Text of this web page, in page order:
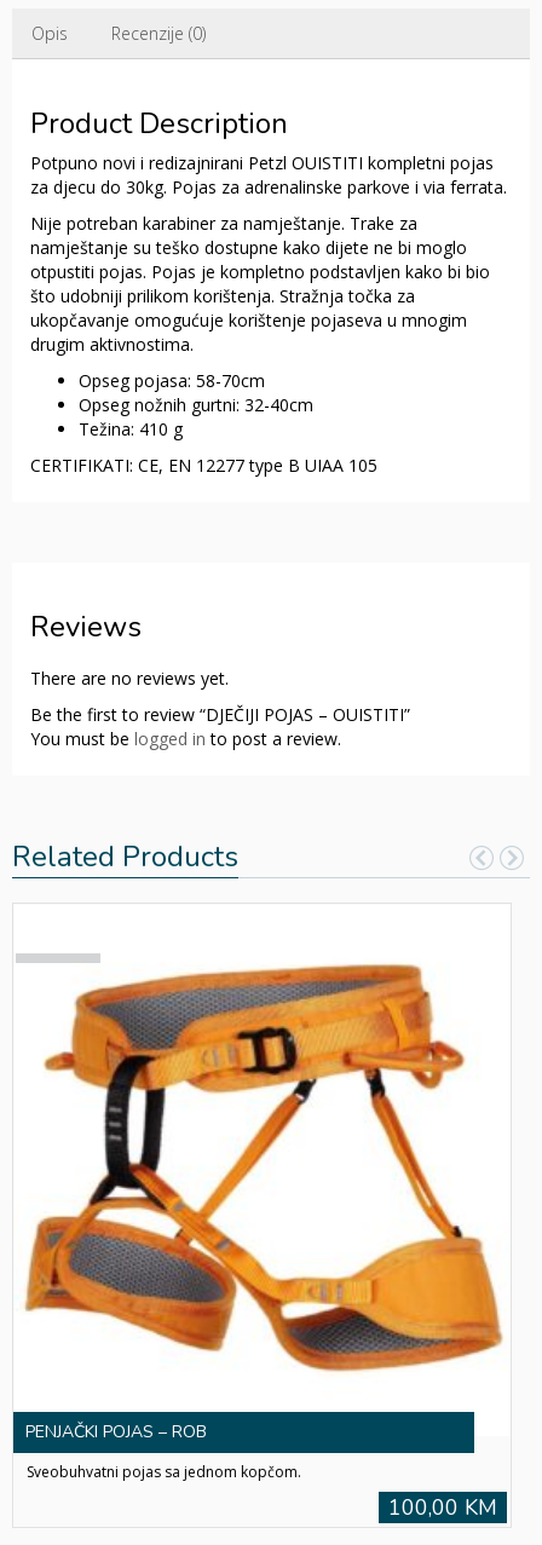
Opis Recenzije (0)
Product Description
Potpuno novi i redizajnirani Petzl OUISTITI kompletni pojas
za djecu do 30kg. Pojas za adrenalinske parkove i via ferrata.
Nije potreban karabiner za namještanje. Trake za
namještanje su teško dostupne kako dijete ne bi moglo
otpustiti pojas. Pojas je kompletno podstavljen kako bi bio
što udobniji prilikom korištenja. Stražnja točka za
ukopčavanje omogućuje korištenje pojaseva u mnogim
drugim aktivnostima.
Opseg pojasa: 58-70cm
Opseg nožnih gurtni: 32-40cm
Težina: 410 g
CERTIFIKATI: CE, EN 12277 type B UIAA 105
Reviews
There are no reviews yet.
Be the first to review “DJEČIJI POJAS – OUISTITI”
You must be logged in to post a review.
Related Products
SOLD
PENJAČKI POJAS – ROB
Sveobuhvatni pojas sa jednom kopčom.
100,00 KM